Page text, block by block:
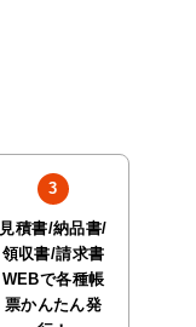
見積書/納品書/
領収書/請求書
WEBで各種帳
票かんたん発